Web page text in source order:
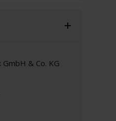
GmbH & Co. KG